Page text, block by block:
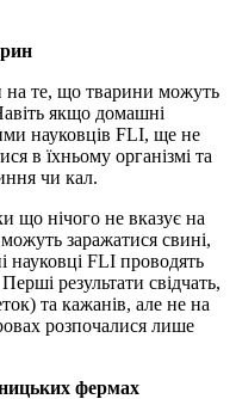
на те, що тварини можуть
якщо домашні
науковців FLI, ще не
в їхньому організмі та
чи кал.
що нічого не вказує на
заражатися свині,
науковці FLI проводять
результати свідчать,
та кажанів, але не на
розпочалися лише
фермах